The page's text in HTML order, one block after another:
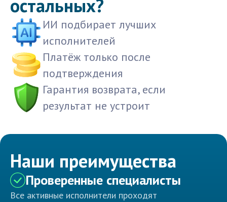
остальных?
ИИ подбирает лучших
исполнителей
Платёж только после
подтверждения
Гарантия возврата, если
результат не устроит
Наши преимущества
Проверенные специалисты
Все активные исполнители проходят